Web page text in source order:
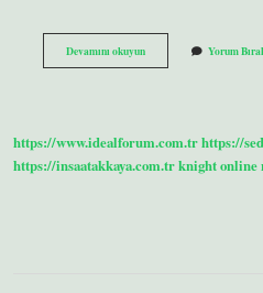
Devamını okuyunPişi
Zeytinyağı
Yorum
https://www.idealforum.com.trhttps://
https://insaatakkaya.com.trknight online